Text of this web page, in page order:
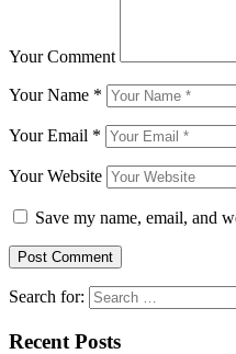
Your Comment
Your Name *
Your Email *
Your Website
Save my name, email, and
Search for:
Recent Posts